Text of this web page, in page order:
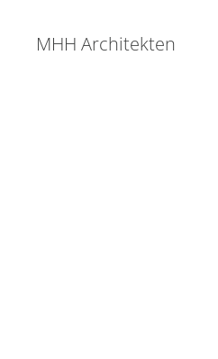
MHH Architekten